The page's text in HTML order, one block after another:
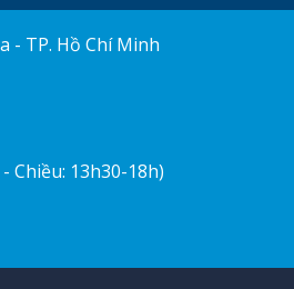
- TP. Hồ Chí Minh
Chiều: 13h30-18h)